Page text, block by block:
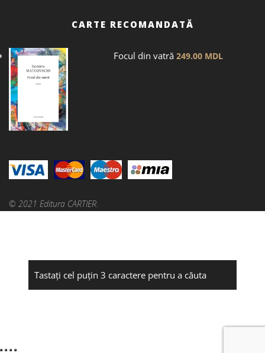
CARTE RECOMANDATĂ
Focul din vatră 249.00 MDL
© 2021 Editura CARTIER.